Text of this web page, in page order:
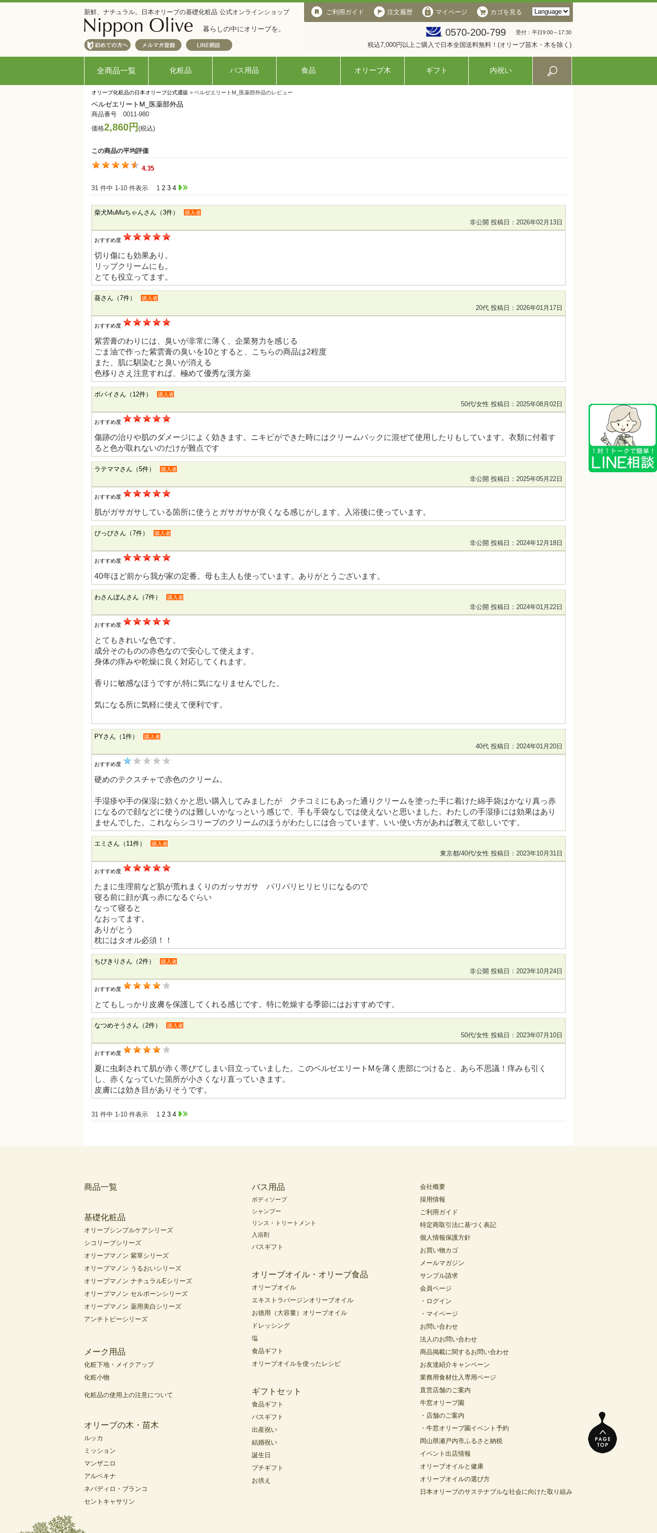
新鮮、ナチュラル。日本オリーブの基礎化粧品 公式オンラインショップ
暮らしの中にオリーブを。
ご利用ガイド 注文履歴 マイページ カゴを見る
0570-200-799 受付：平日9:00～17:30
税込7,000円以上ご購入で日本全国送料無料！(オリーブ苗木・木を除く)
全商品一覧 化粧品 バス用品 食品 オリーブ木 ギフト 内祝い
オリーブ化粧品の日本オリーブ公式通販 > ベルゼエリートM_医薬部外品のレビュー
ベルゼエリートM_医薬部外品
商品番号 0011-980
価格2,860円 (税込)
この商品の平均評価
4.35
31 件中 1-10 件表示 1 2 3 4
柴犬MuMuちゃんさん（3件） 購入者
非公開 投稿日：2026年02月13日
おすすめ度
切り傷にも効果あり。
リップクリームにも。
とても役立ってます。
葵さん（7件） 購入者
20代 投稿日：2026年01月17日
おすすめ度
紫雲膏のわりには、臭いが非常に薄く、企業努力を感じる
ごま油で作った紫雲膏の臭いを10とすると、こちらの商品は2程度
また、肌に馴染むと臭いが消える
色移りさえ注意すれば、極めて優秀な漢方薬
ポパイさん（12件） 購入者
50代/女性 投稿日：2025年08月02日
おすすめ度
傷跡の治りや肌のダメージによく効きます。ニキビができた時にはクリームパックに混ぜて使用したりもしています。衣類に付着す
ると色が取れないのだけが難点です
ラテママさん（5件） 購入者
非公開 投稿日：2025年05月22日
おすすめ度
肌がガサガサしている箇所に使うとガサガサが良くなる感じがします。入浴後に使っています。
ぴっぴさん（7件） 購入者
非公開 投稿日：2024年12月18日
おすすめ度
40年ほど前から我が家の定番。母も主人も使っています。ありがとうございます。
わさんぼんさん（7件） 購入者
非公開 投稿日：2024年01月22日
おすすめ度
とてもきれいな色です。
成分そのものの赤色なので安心して使えます。
身体の痒みや乾燥に良く対応してくれます。
香りに敏感なほうですが,特に気になりませんでした。
気になる所に気軽に使えて便利です。
PYさん（1件） 購入者
40代 投稿日：2024年01月20日
おすすめ度
硬めのテクスチャで赤色のクリーム。
手湿疹や手の保湿に効くかと思い購入してみましたが クチコミにもあった通りクリームを塗った手に着けた綿手袋はかなり真っ赤
になるので顔などに使うのは難しいかなっという感じで、手も手袋なしでは使えないと思いました。わたしの手湿疹には効果はあり
ませんでした。これならシコリーブのクリームのほうがわたしには合っています。いい使い方があれば教えて欲しいです。
エミさん（11件） 購入者
東京都/40代/女性 投稿日：2023年10月31日
おすすめ度
たまに生理前など肌が荒れまくりのガッサガサ パリパリヒリヒリになるので
寝る前に顔が真っ赤になるぐらい
なって寝ると
なおってます。
ありがとう
枕にはタオル必須！！
ちびきりさん（2件） 購入者
非公開 投稿日：2023年10月24日
おすすめ度
とてもしっかり皮膚を保護してくれる感じです。特に乾燥する季節にはおすすめです。
なつめそうさん（2件） 購入者
50代/女性 投稿日：2023年07月10日
おすすめ度
夏に虫刺されて肌が赤く帯びてしまい目立っていました。このベルゼエリートMを薄く患部につけると、あら不思議！痒みも引く
し、赤くなっていた箇所が小さくなり直っていきます。
皮膚には効き目がありそうです。
31 件中 1-10 件表示 1 2 3 4
商品一覧
基礎化粧品
オリーブシンプルケアシリーズ
シコリーブシリーズ
オリーブマノン 紫草シリーズ
オリーブマノン うるおいシリーズ
オリーブマノン ナチュラルEシリーズ
オリーブマノン セルボーンシリーズ
オリーブマノン 薬用美白シリーズ
アンチトピーシリーズ
メーク用品
化粧下地・メイクアップ
化粧小物
化粧品の使用上の注意について
オリーブの木・苗木
ルッカ
ミッション
マンザニロ
アルベキナ
ネバディロ・ブランコ
セントキャサリン
バス用品
ボディソープ
シャンプー
リンス・トリートメント
入浴剤
バスギフト
オリーブオイル・オリーブ食品
オリーブオイル
エキストラバージンオリーブオイル
お徳用（大容量）オリーブオイル
ドレッシング
塩
食品ギフト
オリーブオイルを使ったレシピ
ギフトセット
食品ギフト
バスギフト
出産祝い
結婚祝い
誕生日
プチギフト
お供え
会社概要
採用情報
ご利用ガイド
特定商取引法に基づく表記
個人情報保護方針
お買い物カゴ
メールマガジン
サンプル請求
会員ページ
・ログイン
・マイページ
お問い合わせ
法人のお問い合わせ
商品掲載に関するお問い合わせ
お友達紹介キャンペーン
業務用食材仕入専用ページ
直営店舗のご案内
牛窓オリーブ園
・店舗のご案内
・牛窓オリーブ園イベント予約
岡山県瀬戸内市ふるさと納税
イベント出店情報
オリーブオイルと健康
オリーブオイルの選び方
日本オリーブのサステナブルな社会に向けた取り組み